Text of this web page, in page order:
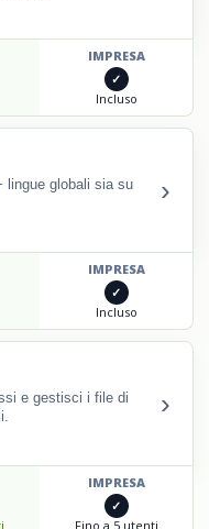
IMPRESA
Incluso
lingue globali sia su
›
IMPRESA
Incluso
e gestisci i file di
›
IMPRESA
Fino a 5 utenti